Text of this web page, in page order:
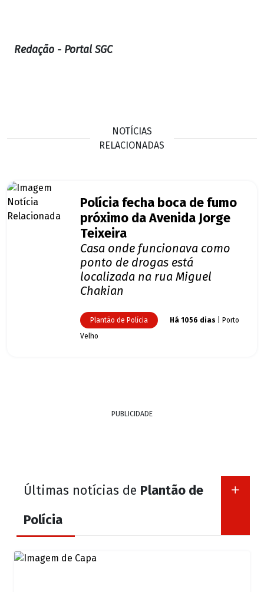
Redação - Portal SGC
NOTÍCIAS
RELACIONADAS
Polícia fecha boca de fumo
próximo da Avenida Jorge
Teixeira
Casa onde funcionava como
ponto de drogas está
localizada na rua Miguel
Chakian
Plantão de Polícia Há 1056 dias | Porto
Velho
PUBLICIDADE
Últimas notícias de Plantão de
Polícia